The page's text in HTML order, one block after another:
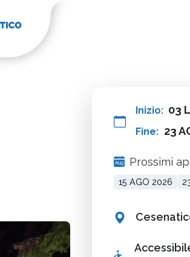
Inizio: 03
Fine: 23
Prossimi
15 AGO 2026